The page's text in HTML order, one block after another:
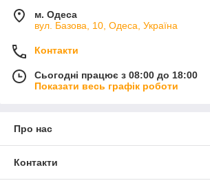
м. Одеса
вул. Базова, 10, Одеса, Україна
Контакти
Сьогодні працює з 08:00 до 18:00
Показати весь графік роботи
Про нас
Контакти